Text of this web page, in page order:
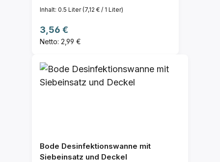
Inhalt: 0.5 Liter(7,12 € / 1 Liter)
Regulärer Preis:
3,56 €
Netto: 2,99 €
Bode Desinfektionswanne mit
Siebeinsatz und Deckel